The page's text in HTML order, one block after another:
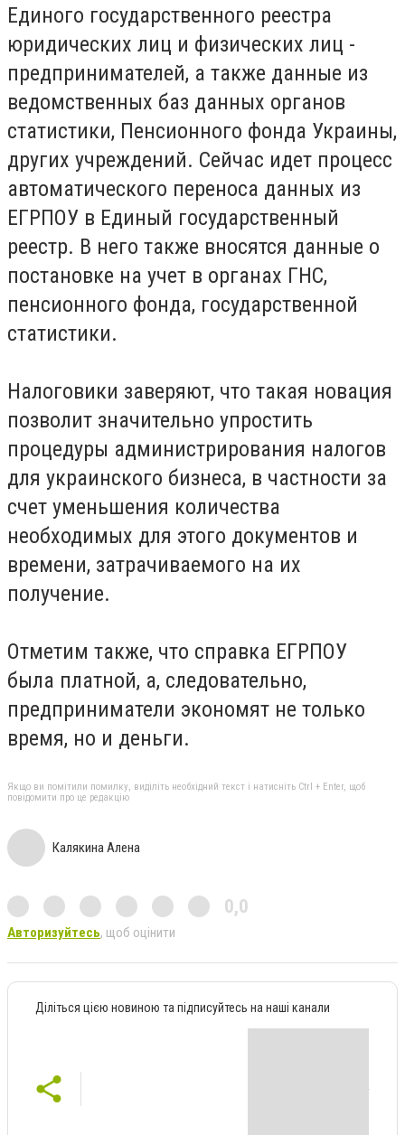
Единого государственного реестра
юридических лиц и физических лиц -
предпринимателей, а также данные из
ведомственных баз данных органов
статистики, Пенсионного фонда Украины,
других учреждений. Сейчас идет процесс
автоматического переноса данных из
ЕГРПОУ в Единый государственный
реестр. В него также вносятся данные о
постановке на учет в органах ГНС,
пенсионного фонда, государственной
статистики.
Налоговики заверяют, что такая новация
позволит значительно упростить
процедуры администрирования налогов
для украинского бизнеса, в частности за
счет уменьшения количества
необходимых для этого документов и
времени, затрачиваемого на их
получение.
Отметим также, что справка ЕГРПОУ
была платной, а, следовательно,
предприниматели экономят не только
время, но и деньги.
Якщо ви помітили помилку, виділіть необхідний текст і натисніть Ctrl + Enter, щоб
повідомити про це редакцію
Калякина Алена
0,0
Авторизуйтесь, щоб оцінити
Діліться цією новиною та підписуйтесь на наші канали